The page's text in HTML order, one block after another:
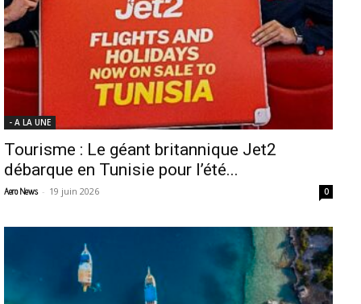
- A LA UNE
Tourisme : Le géant britannique Jet2
débarque en Tunisie pour l’été...
Aero News - 19 juin 2026 0